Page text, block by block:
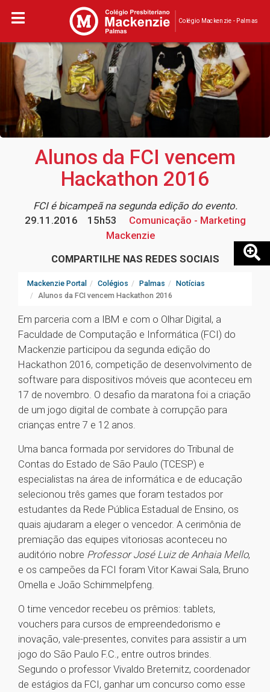
Colégio Mackenzie - Palmas
Alunos da FCI vencem
Hackathon 2016
FCI é bicampeã na segunda edição do evento.
29.11.2016
15h53
Comunicação - Marketing
Mackenzie
COMPARTILHE NAS REDES SOCIAIS
Mackenzie Portal Colégios Palmas
Notícias
Alunos da FCI vencem Hackathon 2016
Em parceria com a IBM e com o Olhar Digital, a
Faculdade de Computação e Informática (FCI) do
Mackenzie participou da segunda edição do
Hackathon 2016, competição de desenvolvimento de
software para dispositivos móveis que aconteceu em
17 de novembro. O desafio da maratona foi a criação
de um jogo digital de combate à corrupção para
crianças entre 7 e 12 anos.
Uma banca formada por servidores do Tribunal de
Contas do Estado de São Paulo (TCESP) e
especialistas na área de informática e de educação
selecionou três games que foram testados por
estudantes da Rede Pública Estadual de Ensino, os
quais ajudaram a eleger o vencedor. A cerimônia de
premiação das equipes vitoriosas aconteceu no
auditório nobre Professor José Luiz de Anhaia Mello,
e os campeões da FCI foram Vitor Kawai Sala, Bruno
Omella e João Schimmelpfeng.
O time vencedor recebeu os prêmios: tablets,
vouchers para cursos de empreendedorismo e
inovação, vale-presentes, convites para assistir a um
jogo do São Paulo F.C., entre outros brindes.
Segundo o professor Vivaldo Breternitz, coordenador
de estágios da FCI, ganhar um concurso como esse